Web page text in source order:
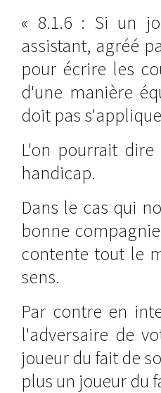
« 8.1.6 : Si un
assistant, agréé
pour écrire les
d'une manière
doit pas
L'on pourrait
handicap.
Dans le cas qui
bonne
contente tout le
sens.
Par contre en
l'adversaire de
joueur du fait de
plus un joueur du